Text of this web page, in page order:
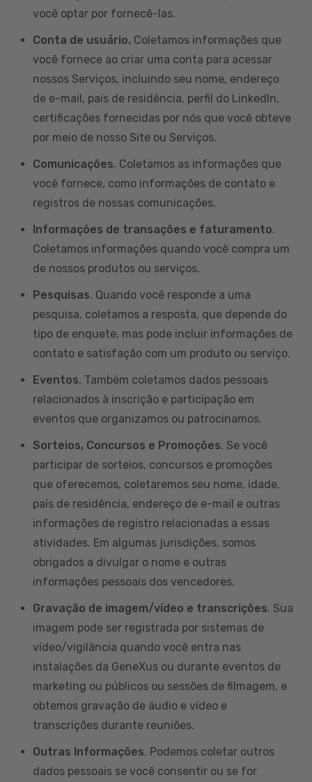
você optar por fornecê-las.
Conta de usuário. Coletamos informações que
você fornece ao criar uma conta para acessar
nossos Serviços, incluindo seu nome, endereço
de e-mail, país de residência, perfil do LinkedIn,
certificações fornecidas por nós que você obteve
por meio de nosso Site ou Serviços.
Comunicações. Coletamos as informações que
você fornece, como informações de contato e
registros de nossas comunicações.
Informações de transações e faturamento.
Coletamos informações quando você compra um
de nossos produtos ou serviços.
Pesquisas. Quando você responde a uma
pesquisa, coletamos a resposta, que depende do
tipo de enquete, mas pode incluir informações de
contato e satisfação com um produto ou serviço.
Eventos. Também coletamos dados pessoais
relacionados à inscrição e participação em
eventos que organizamos ou patrocinamos.
Sorteios, Concursos e Promoções. Se você
participar de sorteios, concursos e promoções
que oferecemos, coletaremos seu nome, idade,
país de residência, endereço de e-mail e outras
informações de registro relacionadas a essas
atividades. Em algumas jurisdições, somos
obrigados a divulgar o nome e outras
informações pessoais dos vencedores.
Gravação de imagem/vídeo e transcrições. Sua
imagem pode ser registrada por sistemas de
vídeo/vigilância quando você entra nas
instalações da GeneXus ou durante eventos de
marketing ou públicos ou sessões de filmagem, e
obtemos gravação de áudio e vídeo e
transcrições durante reuniões.
Outras Informações. Podemos coletar outros
dados pessoais se você consentir ou se for